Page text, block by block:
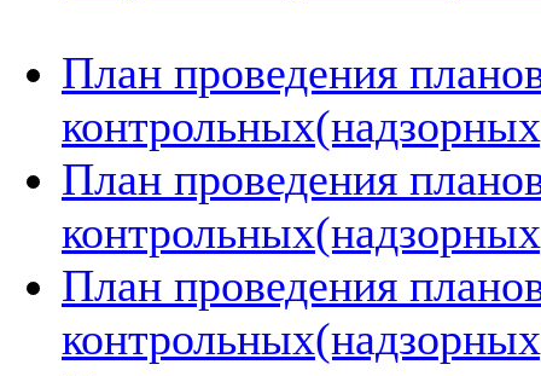
План проведения
План проведения
План проведения